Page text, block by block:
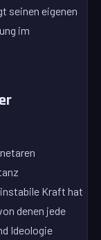
seinen eigenen
im
Kraft hat
denen jede
Ideologie